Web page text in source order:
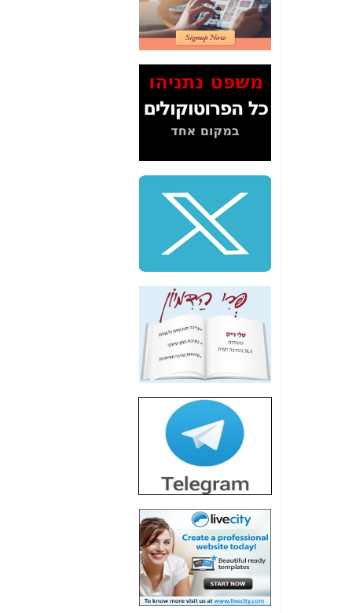
משה כחלון -כאן
המשך חשיפת הבלוף
ששמו "מהפיכת
את הנתונים לציבור -
כאן
סיכום ביקור בסיליקון
ואלי - למה 3 הגדולות
באותם תחומים -כאן
לאחרונה מנכ"ל משרד
התקשורת) - עד
מדינה? הצחקתם
אותי! -כאן
"יש אפליה בחקירה"?
חשיפה: למה השר
משה כחלון לא נחקר
עד היום? -
כאן
חשיפת חשד לשחיתות
הדומה לזו של "תיק
4000" אך בתחום
הסלולר -כאן
חשיפת מה שלא
רוצים שתדעו בעניין
פריסת אנלימיטד
(בניחוח בלתי נסבל) -
חשיפה: איוב קרא
אישר לקבוצת סלקום
בדיוק מה שביבי אישר
ל-Yes ולבזק -
כאן
האם השר איוב קרא
היה צריך בכלל לחתום
על האישור, שנתן